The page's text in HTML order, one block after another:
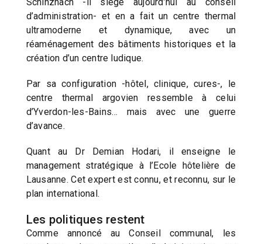
d’administration- et en a fait un centre thermal
ultramoderne et dynamique, avec un
réaménagement des bâtiments historiques et la
création d’un centre ludique.
Par sa configuration -hôtel, clinique, cures-, le
centre thermal argovien ressemble à celui
d’Yverdon-les-Bains… mais avec une guerre
d’avance.
Quant au Dr Demian Hodari, il enseigne le
management stratégique à l’Ecole hôtelière de
Lausanne. Cet expert est connu, et reconnu, sur le
plan international.
Les politiques restent
Comme annoncé au Conseil communal, les